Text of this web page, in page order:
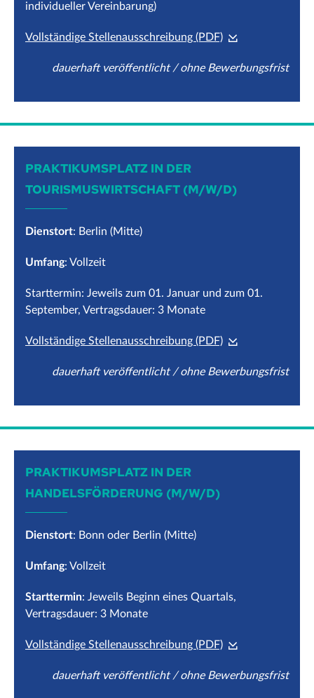
individueller Vereinbarung)
Vollständige Stellenausschreibung (PDF)
dauerhaft veröffentlicht / ohne Bewerbungsfrist
PRAKTIKUMSPLATZ IN DER
TOURISMUSWIRTSCHAFT (M/W/D)
Dienstort: Berlin (Mitte)
Umfang: Vollzeit
Starttermin: Jeweils zum 01. Januar und zum 01.
September, Vertragsdauer: 3 Monate
Vollständige Stellenausschreibung (PDF)
dauerhaft veröffentlicht / ohne Bewerbungsfrist
PRAKTIKUMSPLATZ IN DER
HANDELSFÖRDERUNG (M/W/D)
Dienstort: Bonn oder Berlin (Mitte)
Umfang: Vollzeit
Starttermin: Jeweils Beginn eines Quartals,
Vertragsdauer: 3 Monate
Vollständige Stellenausschreibung (PDF)
dauerhaft veröffentlicht / ohne Bewerbungsfrist